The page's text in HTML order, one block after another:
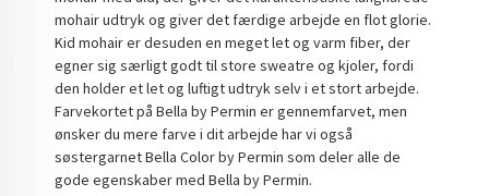
mohair udtryk og giver det færdige arbejde en flot glorie.
Kid mohair er desuden en meget let og varm fiber, der
egner sig særligt godt til store sweatre og kjoler, fordi
den holder et let og luftigt udtryk selv i et stort arbejde.
Farvekortet på Bella by Permin er gennemfarvet, men
ønsker du mere farve i dit arbejde har vi også
søstergarnet Bella Color by Permin som deler alle de
gode egenskaber med Bella by Permin.